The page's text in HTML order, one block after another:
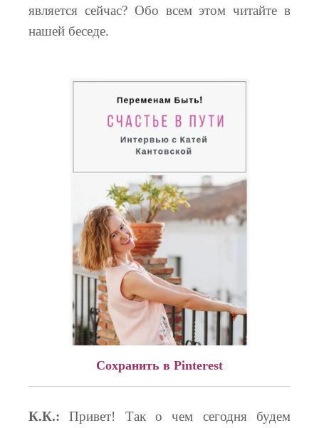
является сейчас? Обо всем этом читайте в
нашей беседе.
Сохранить в Pinterest
К.К.: Привет! Так о чем сегодня будем